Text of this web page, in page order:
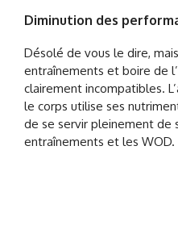
Diminution des
Désolé de vous le dire,
entraînements et boire de
clairement incompatibles.
le corps utilise ses
de se servir pleinement de
entraînements et les WOD.